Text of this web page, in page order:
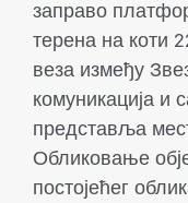
заправо
терена на коти
веза између
комуникација и
представља
Обликовање
постојећег